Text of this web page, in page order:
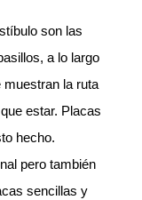
son las
a lo largo
muestran la ruta
estar. Placas
hecho.
pero también
sencillas y